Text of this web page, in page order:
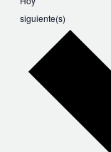
Eventos
siguiente(s)